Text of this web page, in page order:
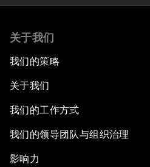
关于我们
我们的策略
关于我们
我们的工作方式
我们的领导团队与组织治理
影响力